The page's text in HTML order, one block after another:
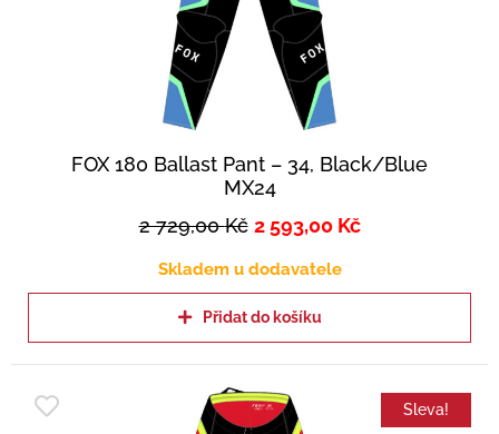
FOX 180 Ballast Pant – 34, Black/Blue
MX24
2 729,00Kč 2 593,00 Kč
Skladem u dodavatele
Přidat do košíku
Sleva!